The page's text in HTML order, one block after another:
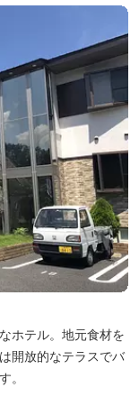
ホテル。地元食材を
開放的なテラスでバ
。